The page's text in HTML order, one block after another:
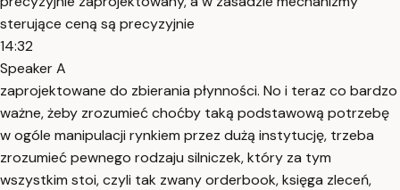
sterujące ceną są precyzyjnie
14:32
Speaker A
zaprojektowane do zbierania płynności. No i teraz co bardzo
ważne, żeby zrozumieć choćby taką podstawową potrzebę
w ogóle manipulacji rynkiem przez dużą instytucję, trzeba
zrozumieć pewnego rodzaju silniczek, który za tym
wszystkim stoi, czyli tak zwany orderbook, księga zleceń,